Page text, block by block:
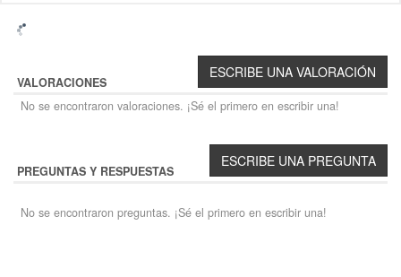
VALORACIONES
No se encontraron valoraciones. ¡Sé el primero en escribir una!
PREGUNTAS Y RESPUESTAS
No se encontraron preguntas. ¡Sé el primero en escribir una!